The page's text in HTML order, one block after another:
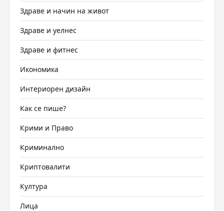
Здраве и начин на живот
Здраве и уелнес
Здраве и фитнес
Икономика
Интериорен дизайн
Как се пише?
Крими и Право
Криминално
Криптовалити
Култура
Лица